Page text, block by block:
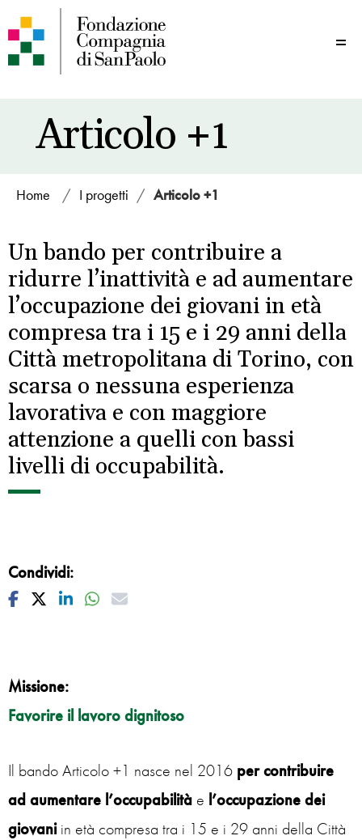
Articolo +1
Home / I progetti / Articolo +1
Un bando per contribuire a
ridurre l’inattività e ad aumentare
l’occupazione dei giovani in età
compresa tra i 15 e i 29 anni della
Città metropolitana di Torino, con
scarsa o nessuna esperienza
lavorativa e con maggiore
attenzione a quelli con bassi
livelli di occupabilità.
Condividi:
Facebook
TwitterLinkedinWhatsapp
Mail
Missione:
Favorire il lavoro dignitoso
Il bando Articolo +1 nasce nel 2016 per contribuire
ad aumentare l’occupabilità e l’occupazione dei
giovaniin età compresa tra i 15 e i 29 anni della Città